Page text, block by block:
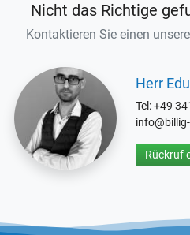
Nicht das Richtige
Kontaktieren Sie einen
Herr
Tel: +49
Rückruf